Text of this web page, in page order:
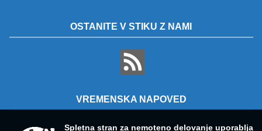
OSTANITE V STIKU Z NAMI
VREMENSKA NAPOVED
Spletna stran za nemoteno delovanje uporablja